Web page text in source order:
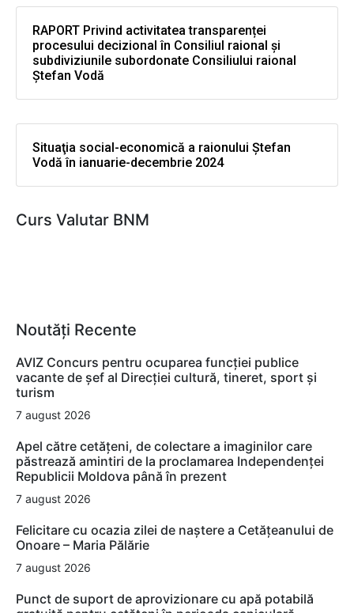
RAPORT Privind activitatea transparenței
procesului decizional în Consiliul raional și
subdiviziunile subordonate Consiliului raional
Ștefan Vodă
Situaţia social-economică a raionului Ştefan
Vodă în ianuarie-decembrie 2024
Curs Valutar BNM
Noutăți Recente
AVIZ Concurs pentru ocuparea funcţiei publice
vacante de şef al Direcţiei cultură, tineret, sport şi
turism
7 august 2026
Apel către cetățeni, de colectare a imaginilor care
păstrează amintiri de la proclamarea Independenței
Republicii Moldova până în prezent
7 august 2026
Felicitare cu ocazia zilei de naștere a Cetățeanului de
Onoare – Maria Pălărie
7 august 2026
Punct de suport de aprovizionare cu apă potabilă